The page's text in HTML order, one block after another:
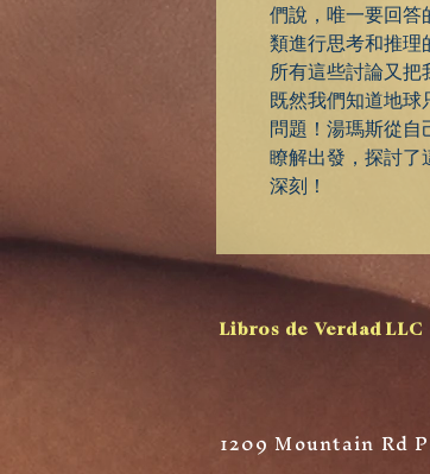
們說，唯一要回答
類進行思考和推理
所有這些討論又把
既然我們知道地球
問題！湯瑪斯從自
瞭解出發，探討了
深刻！
Libros de Verdad LLC
1209 Mountain Rd